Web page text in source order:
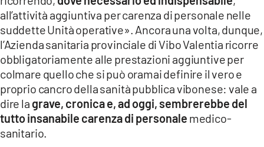
APPLE
all’attività aggiuntiva per carenza di personale nelle
suddette Unità operative». Ancora una volta, dunque,
l’Azienda sanitaria provinciale di Vibo Valentia ricorre
obbligatoriamente alle prestazioni aggiuntive per
colmare quello che si può oramai definire il vero e
proprio cancro della sanità pubblica vibonese: vale a
dire la grave, cronica e, ad oggi, sembrerebbe del
tutto insanabile carenza di personale medico-
sanitario.